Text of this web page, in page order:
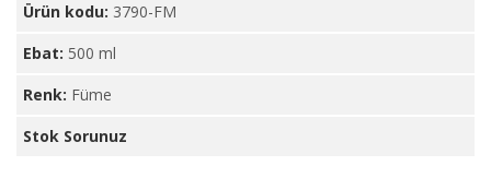
Ürün kodu: 3790-FM
Ebat: 500 ml
Renk: Füme
Stok Sorunuz